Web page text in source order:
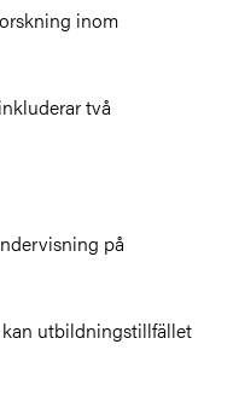
inom
två
på
utbildningstillfället